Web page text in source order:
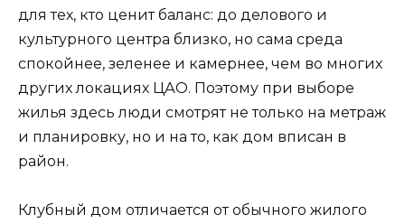
для тех, кто ценит баланс: до делового и
культурного центра близко, но сама среда
спокойнее, зеленее и камернее, чем во многих
других локациях ЦАО. Поэтому при выборе
жилья здесь люди смотрят не только на метраж
и планировку, но и на то, как дом вписан в
район.
Клубный дом отличается от обычного жилого